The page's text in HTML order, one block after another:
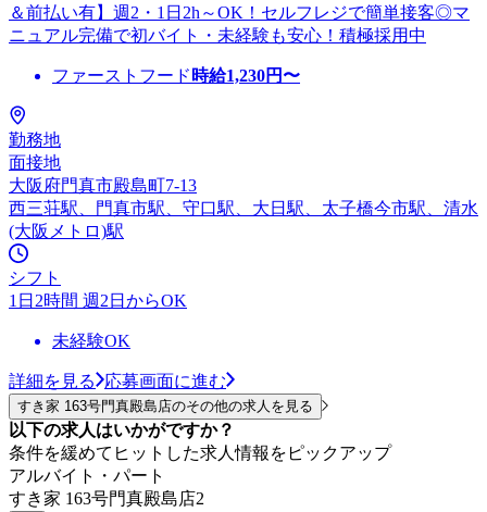
＆前払い有】週2・1日2h～OK！セルフレジで簡単接客◎マ
ニュアル完備で初バイト・未経験も安心！積極採用中
ファーストフード 時給1,230円〜
勤務地
面接地
大阪府門真市殿島町7-13
西三荘駅、門真市駅、守口駅、大日駅、太子橋今市駅、清水
(大阪メトロ)駅
シフト
1日2時間 週2日からOK
未経験OK
詳細を見る 応募画面に進む
すき家 163号門真殿島店のその他の求人を見る
以下の求人はいかがですか？
条件を緩めてヒットした求人情報をピックアップ
アルバイト・パート
すき家 163号門真殿島店2